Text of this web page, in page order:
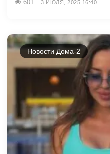
601 3 ИЮЛЯ, 2025 16:40
Новости Дома-2